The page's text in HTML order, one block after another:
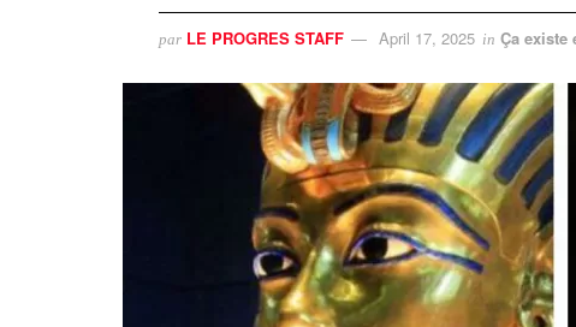
par LE PROGRES STAFF April 17, 2025 in Ça existe